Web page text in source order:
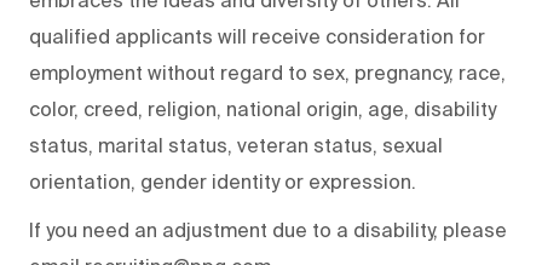
qualified applicants will receive consideration for
employment without regard to sex, pregnancy, race,
color, creed, religion, national origin, age, disability
status, marital status, veteran status, sexual
orientation, gender identity or expression.
If you need an adjustment due to a disability, please